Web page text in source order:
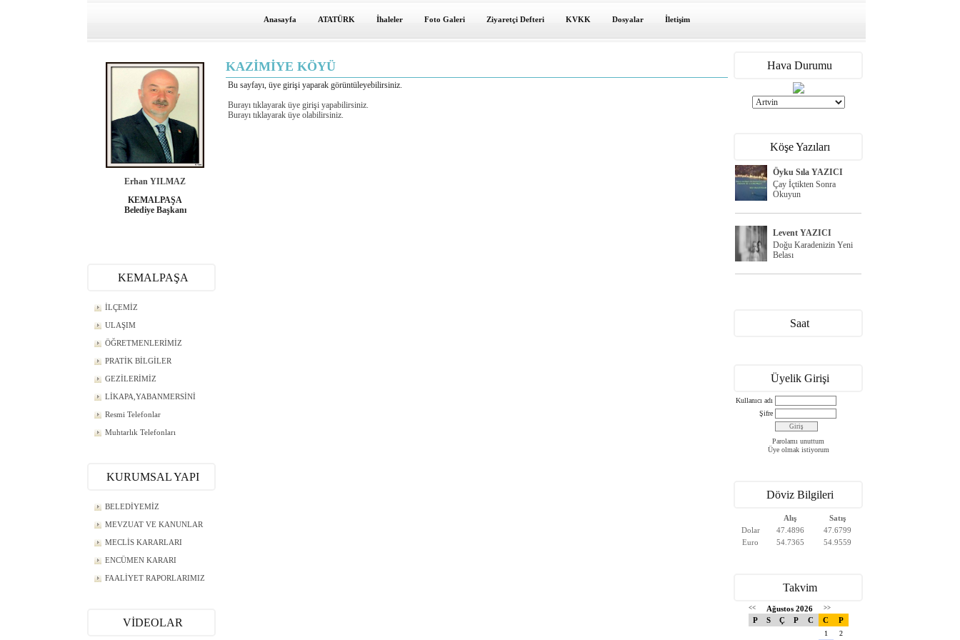
Anasayfa ATATÜRK İhaleler Foto Galeri Ziyaretçi Defteri KVKK Dosyalar İletişim
Erhan YILMAZ
KEMALPAŞA
Belediye Başkanı
KEMALPAŞA
İLÇEMİZ
ULAŞIM
ÖĞRETMENLERİMİZ
PRATİK BİLGİLER
GEZİLERİMİZ
LİKAPA,YABANMERSİNİ
Resmi Telefonlar
Muhtarlık Telefonları
KURUMSAL YAPI
BELEDİYEMİZ
MEVZUAT VE KANUNLAR
MECLİS KARARLARI
ENCÜMEN KARARI
FAALİYET RAPORLARIMIZ
VİDEOLAR
KAZİMİYE KÖYÜ
Bu sayfayı, üye girişi yaparak görüntüleyebilirsiniz.
Burayı tıklayarak üye girişi yapabilirsiniz.
Burayı tıklayarak üye olabilirsiniz.
Hava Durumu
Köşe Yazıları
Öyku Sıla YAZICI
Çay İçtikten Sonra
Okuyun
Levent YAZICI
Doğu Karadenizin Yeni
Belası
Saat
Üyelik Girişi
Kullanıcı adı
Şifre
Parolamı unuttum
Üye olmak istiyorum
Döviz Bilgileri
Alış
Satış
Dolar
47.4896
47.6799
Euro
54.7365 54.9559
Takvim
<< Ağustos 2026 >>
P S Ç P C C P
1
2